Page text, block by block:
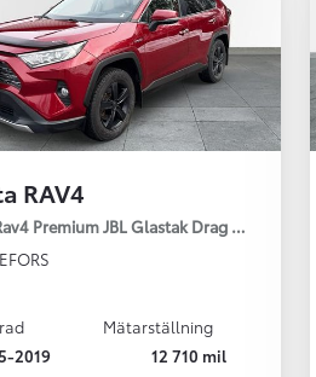
RAV4
Premium JBL Glastak Drag Motorv Vhjul
2019
Mätarställning
12 710 mil